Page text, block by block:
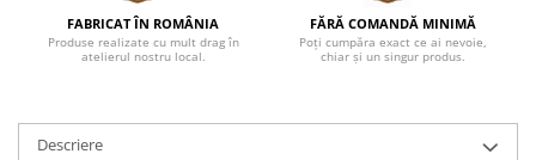
Scoala/Absolvire
Tocatoare si ustensile
FABRICAT ÎN ROMÂNIA
Produse realizate cu mult drag în
atelierul nostru local.
FĂRĂ COMANDĂ MINIMĂ
Poți cumpăra exact ce ai nevoie,
chiar și un singur produs.
Descriere